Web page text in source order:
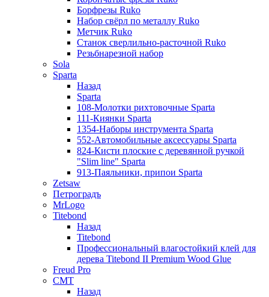
Борфрезы Ruko
Набор свёрл по металлу Ruko
Метчик Ruko
Станок сверлильно-расточной Ruko
Резьбнарезной набор
Sola
Sparta
Назад
Sparta
108-Молотки рихтовочные Sparta
111-Киянки Sparta
1354-Наборы инструмента Sparta
552-Автомобильные аксессуары Sparta
824-Кисти плоские с деревянной ручкой
"Slim line" Sparta
913-Паяльники, припои Sparta
Zetsaw
Петроградъ
MrLogo
Titebond
Назад
Titebond
Профессиональный влагостойкий клей для
дерева Titebond II Premium Wood Glue
Freud Pro
CMT
Назад